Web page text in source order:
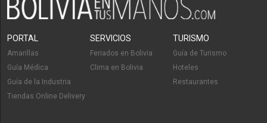
PORTAL
Amarillas
Guía Médica
Guía de la Industria
Tiendas Online Delivery
SERVICIOS
Feriados en Bolivia
Clima en Bolivia
TURISMO
Guía de Turismo
Hoteles
Restaurantes